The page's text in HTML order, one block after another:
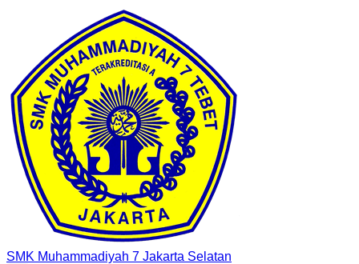
SMK Muhammadiyah 7 Jakarta Selatan